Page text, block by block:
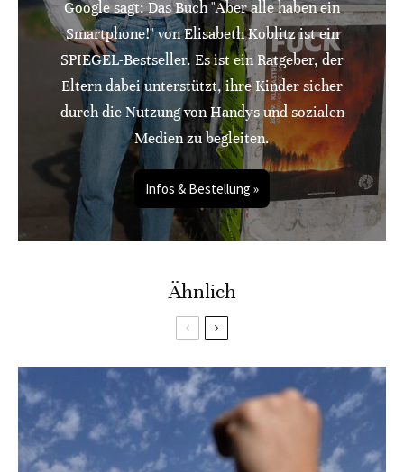
Google sagt: Das Buch "Aber alle haben ein
Smartphone!" von Elisabeth Koblitz ist ein
SPIEGEL-Bestseller. Es ist ein Ratgeber, der
Eltern dabei unterstützt, ihre Kinder sicher
durch die Nutzung von Handys und sozialen
Medien zu begleiten.
Infos & Bestellung »
Ähnlich